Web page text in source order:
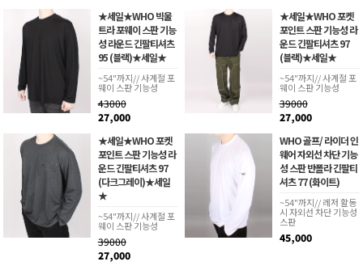
★세일★WHO 빅울
트라 포웨이 스판 기능
성 라운드 긴팔티셔츠
95 (블랙)★세일★
~54"까지// 사계절 포
웨이 스판 기능성
43000
27,000
★세일★WHO 포켓
포인트 스판 기능성 라
운드 긴팔티셔츠 97
(블랙)★세일★
~54"까지// 사계절 포
웨이 스판 기능성
39000
27,000
★세일★WHO 포켓
포인트 스판 기능성 라
운드 긴팔티셔츠 97
(다크그레이)★세일
★
~54"까지// 사계절 포
웨이 스판 기능성
39000
27,000
WHO 골프/ 라이더 인
웨어 자외선 차단 기능
성 스판 반폴라 긴팔티
셔츠 77 (화이트)
~54"까지// 레저 활동
시 자외선 차단 기능성
스판
45,000